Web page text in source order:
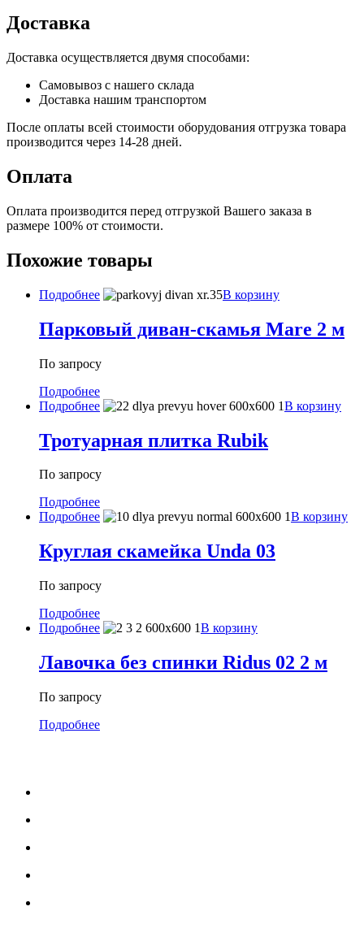
Доставка
Доставка осуществляется двумя способами:
Самовывоз с нашего склада
Доставка нашим транспортом
После оплаты всей стоимости оборудования отгрузка товара
производится через 14-28 дней.
Оплата
Оплата производится перед отгрузкой Вашего заказа в
размере 100% от стоимости.
Похожие товары
Подробнее В корзину
Парковый диван-скамья Mare 2 м
По запросу
Подробнее
Подробнее
В корзину
Тротуарная плитка Rubik
По запросу
Подробнее
Подробнее
В корзину
Круглая скамейка Unda 03
По запросу
Подробнее
Подробнее
В корзину
Лавочка без спинки Ridus 02 2 м
По запросу
Подробнее